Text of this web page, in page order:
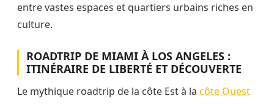
entre vastes espaces et quartiers urbains riches en
culture.
ROADTRIP DE MIAMI À LOS ANGELES :
ITINÉRAIRE DE LIBERTÉ ET DÉCOUVERTE
Le mythique roadtrip de la côte Est à la côte Ouest